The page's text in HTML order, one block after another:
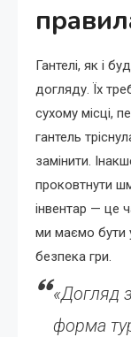
Гантелі, як і
догляду. Їх
сухому місці,
гантель
замінити.
проковтнути
інвентар — це
ми маємо бути
безпека гри.
«Догляд
форма